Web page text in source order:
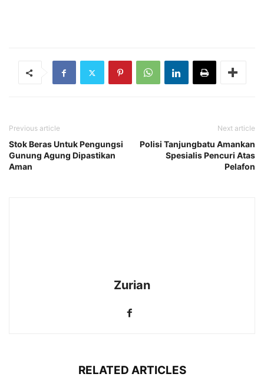
Previous article
Stok Beras Untuk Pengungsi
Gunung Agung Dipastikan
Aman
Next article
Polisi Tanjungbatu Amankan
Spesialis Pencuri Atas
Pelafon
Zurian
RELATED ARTICLES